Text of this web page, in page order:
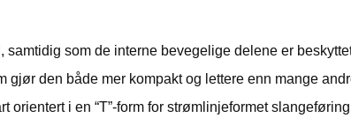
som de interne bevegelige delene er
den både mer kompakt og lettere enn mange
orientert i en “T”-form for strømlinjeformet